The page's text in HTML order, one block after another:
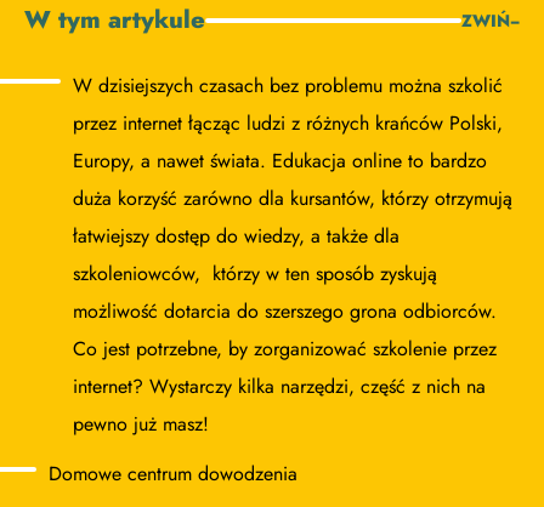
W tym artykule ZWIŃ−
W dzisiejszych czasach bez problemu można szkolić
przez internet łącząc ludzi z różnych krańców Polski,
Europy, a nawet świata. Edukacja online to bardzo
duża korzyść zarówno dla kursantów, którzy otrzymują
łatwiejszy dostęp do wiedzy, a także dla
szkoleniowców, którzy w ten sposób zyskują
możliwość dotarcia do szerszego grona odbiorców.
Co jest potrzebne, by zorganizować szkolenie przez
internet? Wystarczy kilka narzędzi, część z nich na
pewno już masz!
Domowe centrum dowodzenia